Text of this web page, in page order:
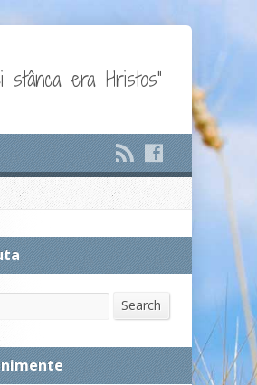
stânca era Hristos"
Search